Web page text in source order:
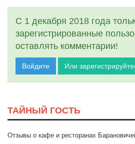
С 1 декабря 2018 года
зарегистрированные
оставлять комментарии!
Войдите Или
ТАЙНЫЙ ГОСТЬ
Отзывы о кафе и ресторанах